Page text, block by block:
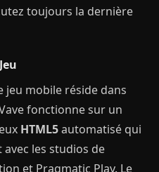
toujours la dernière
jeu mobile réside dans
fonctionne sur un
HTML5automatisé qui
les studios de
et Pragmatic Play. Le